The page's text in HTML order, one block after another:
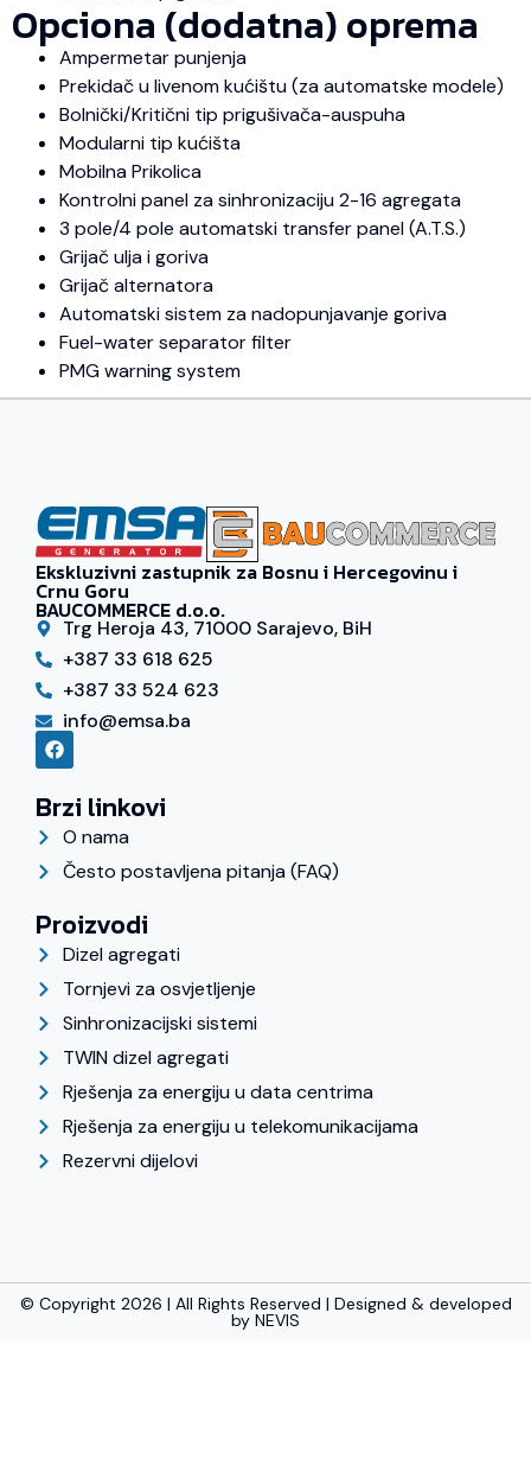
Opciona (dodatna) oprema
Ampermetar punjenja
Prekidač u livenom kućištu (za automatske modele)
Bolnički/Kritični tip prigušivača-auspuha
Modularni tip kućišta
Mobilna Prikolica
Kontrolni panel za sinhronizaciju 2-16 agregata
3 pole/4 pole automatski transfer panel (A.T.S.)
Grijač ulja i goriva
Grijač alternatora
Automatski sistem za nadopunjavanje goriva
Fuel-water separator filter
PMG warning system
Ekskluzivni zastupnik za Bosnu i Hercegovinu i
Crnu Goru
BAUCOMMERCE d.o.o.
Trg Heroja 43, 71000 Sarajevo, BiH
+387 33 618 625
+387 33 524 623
info@emsa.ba
Brzi linkovi
O nama
Često postavljena pitanja (FAQ)
Proizvodi
Dizel agregati
Tornjevi za osvjetljenje
Sinhronizacijski sistemi
TWIN dizel agregati
Rješenja za energiju u data centrima
Rješenja za energiju u telekomunikacijama
Rezervni dijelovi
© Copyright 2026 | All Rights Reserved | Designed & developed
by NEVIS